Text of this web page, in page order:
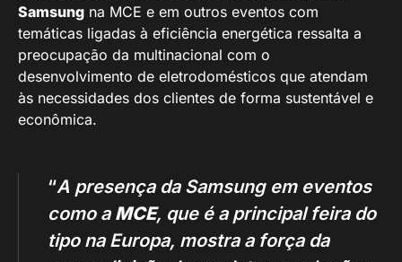
Samsung na MCE e em outros eventos com
temáticas ligadas à eficiência energética ressalta a
preocupação da multinacional com o
desenvolvimento de eletrodomésticos que atendam
às necessidades dos clientes de forma sustentável e
econômica.
“A presença da Samsung em eventos
como a MCE, que é a principal feira do
tipo na Europa, mostra a força da